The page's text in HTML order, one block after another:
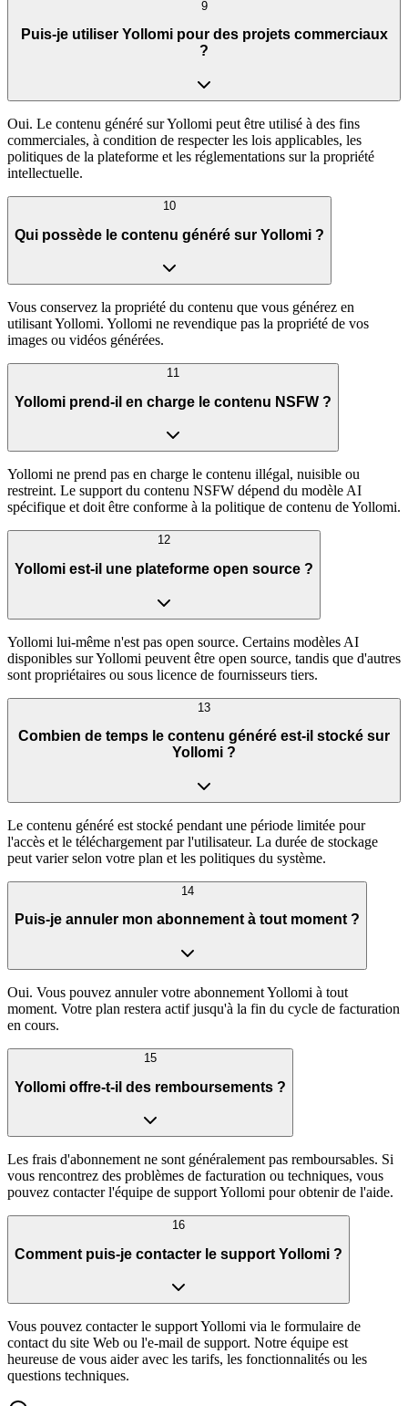
9
Puis-je utiliser Yollomi pour des projets commerciaux
?
Oui. Le contenu généré sur Yollomi peut être utilisé à des fins
commerciales, à condition de respecter les lois applicables, les
politiques de la plateforme et les réglementations sur la propriété
intellectuelle.
10
Qui possède le contenu généré sur Yollomi ?
Vous conservez la propriété du contenu que vous générez en
utilisant Yollomi. Yollomi ne revendique pas la propriété de vos
images ou vidéos générées.
11
Yollomi prend-il en charge le contenu NSFW ?
Yollomi ne prend pas en charge le contenu illégal, nuisible ou
restreint. Le support du contenu NSFW dépend du modèle AI
spécifique et doit être conforme à la politique de contenu de Yollomi.
12
Yollomi est-il une plateforme open source ?
Yollomi lui-même n'est pas open source. Certains modèles AI
disponibles sur Yollomi peuvent être open source, tandis que d'autres
sont propriétaires ou sous licence de fournisseurs tiers.
13
Combien de temps le contenu généré est-il stocké sur
Yollomi ?
Le contenu généré est stocké pendant une période limitée pour
l'accès et le téléchargement par l'utilisateur. La durée de stockage
peut varier selon votre plan et les politiques du système.
14
Puis-je annuler mon abonnement à tout moment ?
Oui. Vous pouvez annuler votre abonnement Yollomi à tout
moment. Votre plan restera actif jusqu'à la fin du cycle de facturation
en cours.
15
Yollomi offre-t-il des remboursements ?
Les frais d'abonnement ne sont généralement pas remboursables. Si
vous rencontrez des problèmes de facturation ou techniques, vous
pouvez contacter l'équipe de support Yollomi pour obtenir de l'aide.
16
Comment puis-je contacter le support Yollomi ?
Vous pouvez contacter le support Yollomi via le formulaire de
contact du site Web ou l'e-mail de support. Notre équipe est
heureuse de vous aider avec les tarifs, les fonctionnalités ou les
questions techniques.